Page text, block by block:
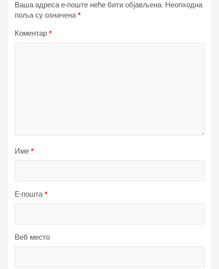
Ваша адреса е-поште неће бити објављена. Неопходна
поља су означена*
Коментар *
Име *
Е-пошта*
Веб место